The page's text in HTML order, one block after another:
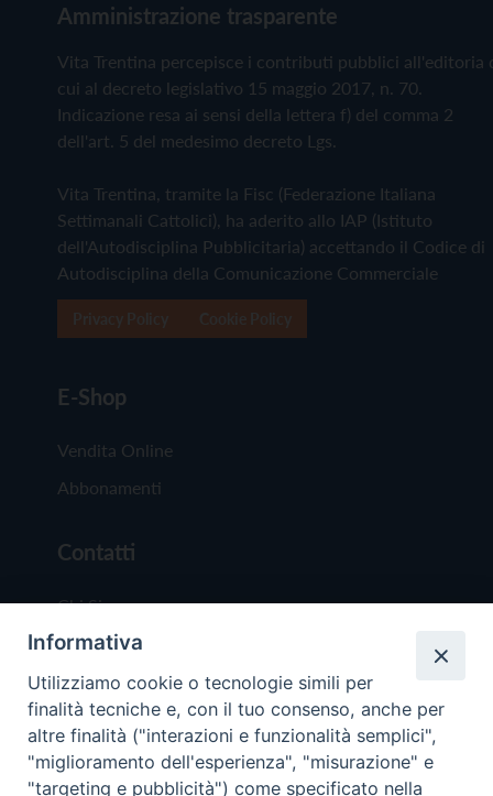
Amministrazione trasparente
Vita Trentina percepisce i contributi pubblici all'editoria
cui al decreto legislativo 15 maggio 2017, n. 70.
Indicazione resa ai sensi della lettera f) del comma 2
dell'art. 5 del medesimo decreto Lgs.
Vita Trentina, tramite la Fisc (Federazione Italiana
Settimanali Cattolici), ha aderito allo IAP (Istituto
dell'Autodisciplina Pubblicitaria) accettando il Codice di
Autodisciplina della Comunicazione Commerciale
E-Shop
Vendita Online
Abbonamenti
Contatti
Chi Siamo
Redazione
Scrivici
Informativa
Utilizziamo cookie o tecnologie simili per
finalità tecniche e, con il tuo consenso, anche per
altre finalità ("interazioni e funzionalità semplici",
"miglioramento dell'esperienza", "misurazione" e
"targeting e pubblicità") come specificato nella